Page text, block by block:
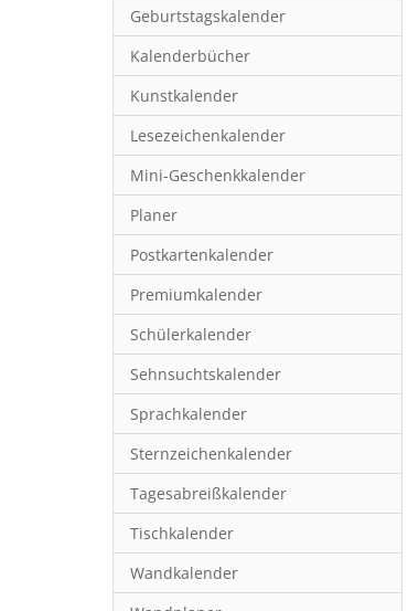
Geburtstagskalender
Kalenderbücher
Kunstkalender
Lesezeichenkalender
Mini-Geschenkkalender
Planer
Postkartenkalender
Premiumkalender
Schülerkalender
Sehnsuchtskalender
Sprachkalender
Sternzeichenkalender
Tagesabreißkalender
Tischkalender
Wandkalender